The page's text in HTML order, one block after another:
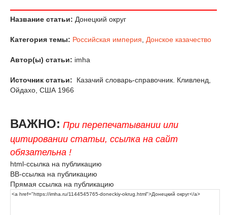
Название статьи: Донецкий округ
Категория темы: Российская империя, Донское казачество
Автор(ы) статьи: imha
Источник статьи:
Казачий словарь-справочник. Кливленд,
Ойдахо, США 1966
ВАЖНО: При перепечатывании или
цитировании статьи, ссылка на сайт
обязательна !
html-ссылка на публикацию
BB-ссылка на публикацию
Прямая ссылка на публикацию